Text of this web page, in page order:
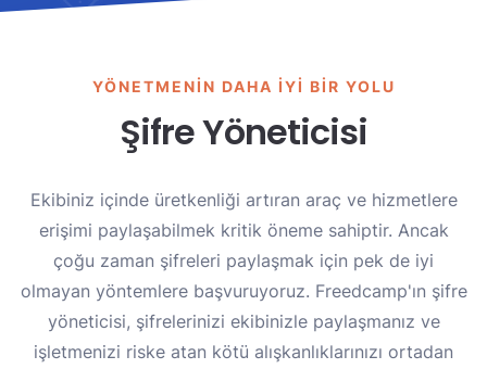
YÖNETMENIN DAHA IYI BIR YOLU
Şifre Yöneticisi
Ekibiniz içinde üretkenliği artıran araç ve hizmetlere
erişimi paylaşabilmek kritik öneme sahiptir. Ancak
çoğu zaman şifreleri paylaşmak için pek de iyi
olmayan yöntemlere başvuruyoruz. Freedcamp'ın şifre
yöneticisi, şifrelerinizi ekibinizle paylaşmanız ve
işletmenizi riske atan kötü alışkanlıklarınızı ortadan